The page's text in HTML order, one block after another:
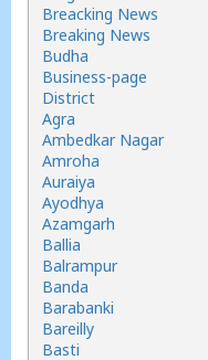
Breacking News
Breaking News
Budha
Business-page
District
Agra
Ambedkar Nagar
Amroha
Auraiya
Ayodhya
Azamgarh
Ballia
Balrampur
Banda
Barabanki
Bareilly
Basti